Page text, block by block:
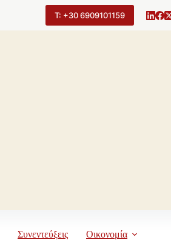
Τ: +30 6909101159
Συνεντεύξεις Οικονομία